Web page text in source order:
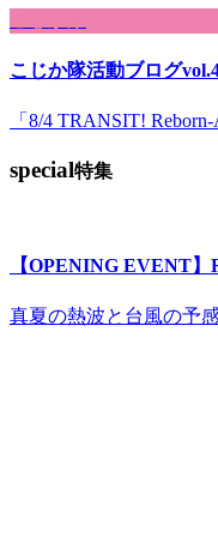
こじか隊活動ブログ
「8/4 TRANSIT!
special特集
【OPENING EVENT
真夏の熱波と台風の予